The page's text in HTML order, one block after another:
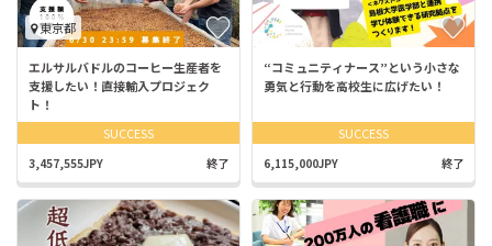
東京都
エルサルバドルのコーヒー生産者を
支援したい！直接輸入プロジェク
ト！
SUCCESS
3,457,555JPY 終了
“コミュニティナース”という小さな
勇気と行動を高校生に広げたい！
SUCCESS
6,115,000JPY 終了